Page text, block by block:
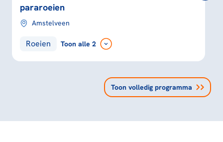
pararoeien
Amstelveen
Roeien Toon alle 2
Toon volledig programma